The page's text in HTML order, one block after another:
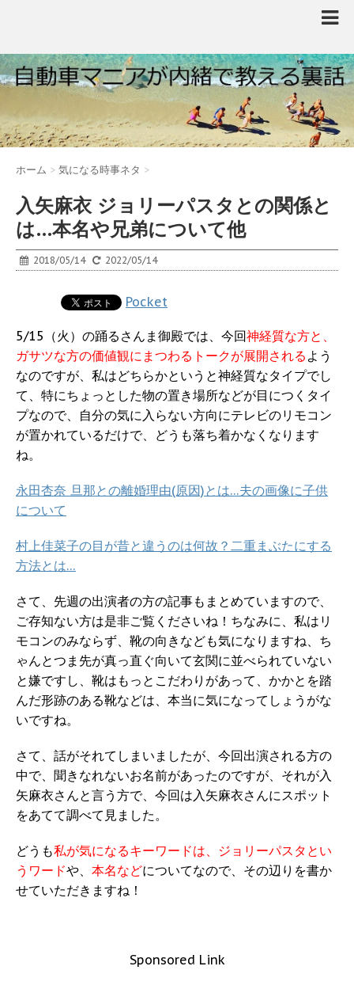
ホーム > 気になる時事ネタ >
入矢麻衣 ジョリーパスタとの関係と
は…本名や兄弟について他
2018/05/14 2022/05/14
Pocket
5/15（火）の踊るさんま御殿では、今回神経質な方と、
ガサツな方の価値観にまつわるトークが展開される よう
なのですが、私はどちらかというと神経質なタイプでし
て、特にちょっとした物の置き場所などが目につくタイ
プなので、自分の気に入らない方向にテレビのリモコン
が置かれているだけで、どうも落ち着かなくなります
ね。
永田杏奈 旦那との離婚理由(原因)とは…夫の画像に子供
について
村上佳菜子の目が昔と違うのは何故？二重まぶたにする
方法とは…
さて、先週の出演者の方の記事もまとめていますので、
ご存知ない方は是非ご覧くださいね！ちなみに、私はリ
モコンのみならず、靴の向きなども気になりますね、ち
ゃんとつま先が真っ直ぐ向いて玄関に並べられていない
と嫌ですし、靴はもっとこだわりがあって、かかとを踏
んだ形跡のある靴などは、本当に気になってしょうがな
いですね。
さて、話がそれてしまいましたが、今回出演される方の
中で、聞きなれないお名前があったのですが、それが入
矢麻衣さんと言う方で、今回は入矢麻衣さんにスポット
をあてて調べて見ました。
どうも私が気になるキーワードは、ジョリーパスタとい
うワードや、 本名などについてなので、その辺りを書か
せていただきますね！
Sponsored Link